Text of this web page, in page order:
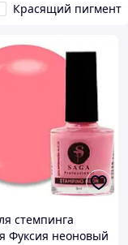
Красящий пигмент
стемпинга
Фуксия неоновый